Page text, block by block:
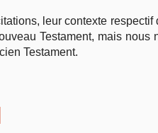
leur contexte
Testament, mais
Testament.